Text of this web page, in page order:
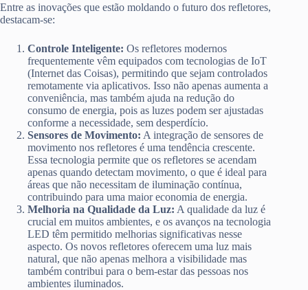
Entre as inovações que estão moldando o futuro dos refletores,
destacam-se:
Controle Inteligente: Os refletores modernos
frequentemente vêm equipados com tecnologias de IoT
(Internet das Coisas), permitindo que sejam controlados
remotamente via aplicativos. Isso não apenas aumenta a
conveniência, mas também ajuda na redução do
consumo de energia, pois as luzes podem ser ajustadas
conforme a necessidade, sem desperdício.
Sensores de Movimento: A integração de sensores de
movimento nos refletores é uma tendência crescente.
Essa tecnologia permite que os refletores se acendam
apenas quando detectam movimento, o que é ideal para
áreas que não necessitam de iluminação contínua,
contribuindo para uma maior economia de energia.
Melhoria na Qualidade da Luz: A qualidade da luz é
crucial em muitos ambientes, e os avanços na tecnologia
LED têm permitido melhorias significativas nesse
aspecto. Os novos refletores oferecem uma luz mais
natural, que não apenas melhora a visibilidade mas
também contribui para o bem-estar das pessoas nos
ambientes iluminados.